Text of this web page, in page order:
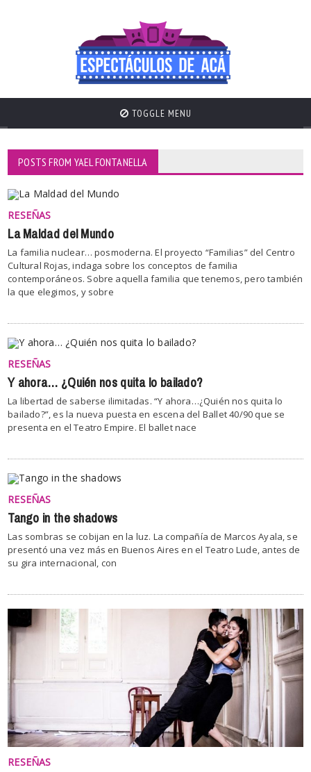
TOGGLE MENU
POSTS FROM YAEL FONTANELLA
RESEÑAS
La Maldad del Mundo
La familia nuclear… posmoderna. El proyecto “Familias” del Centro
Cultural Rojas, indaga sobre los conceptos de familia
contemporáneos. Sobre aquella familia que tenemos, pero también
la que elegimos, y sobre
RESEÑAS
Y ahora… ¿Quién nos quita lo bailado?
La libertad de saberse ilimitadas. “Y ahora…¿Quién nos quita lo
bailado?”, es la nueva puesta en escena del Ballet 40/90 que se
presenta en el Teatro Empire. El ballet nace
RESEÑAS
Tango in the shadows
Las sombras se cobijan en la luz. La compañía de Marcos Ayala, se
presentó una vez más en Buenos Aires en el Teatro Lude, antes de
su gira internacional, con
RESEÑAS